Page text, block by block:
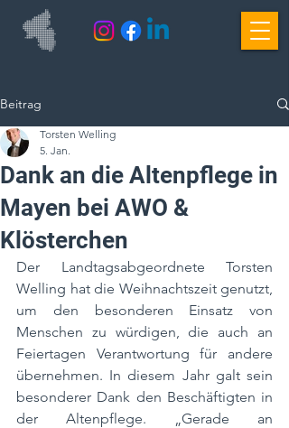
Beitrag
Dank an die Altenpflege in
Mayen bei AWO &
Klösterchen
Torsten Welling
5. Jan.
Der Landtagsabgeordnete Torsten
Welling hat die Weihnachtszeit genutzt,
um den besonderen Einsatz von
Menschen zu würdigen, die auch an
Feiertagen Verantwortung für andere
übernehmen. In diesem Jahr galt sein
besonderer Dank den Beschäftigten in
der Altenpflege. „Gerade an